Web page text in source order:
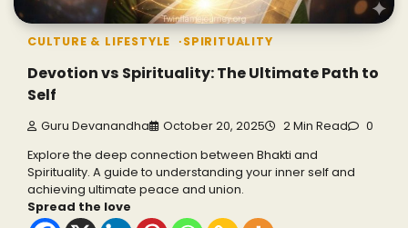
CULTURE & LIFESTYLE SPIRITUALITY
Devotion vs Spirituality: The Ultimate Path to
Self
Guru Devanandha October 20, 2025 2 Min Read 0
Explore the deep connection between Bhakti and
Spirituality. A guide to understanding your inner self and
achieving ultimate peace and union.
Spread the love